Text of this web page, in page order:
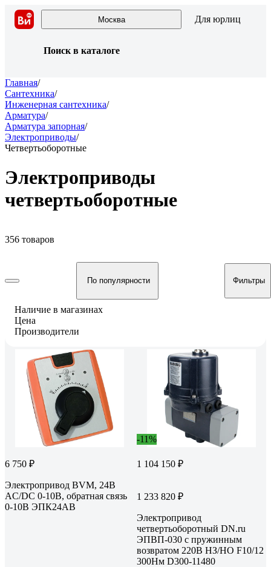
Москва Для юрлиц
Поиск в каталоге
Главная/
Сантехника/
Инженерная сантехника/
Арматура/
Арматура запорная/
Электроприводы/
Четвертьоборотные
Электроприводы
четвертьоборотные
356 товаров
По популярности Фильтры
Наличие в магазинах
Цена
Производители
6 750 ₽
Электропривод BVM, 24В
AC/DC 0‐10В, обратная связь
0‐10В ЭПК24АВ
-11%
1 104 150 ₽
1 233 820 ₽
Электропривод
четвертьоборотный DN.ru
ЭПВП-030 с пружинным
возвратом 220В НЗ/НО F10/12
300Нм D300-11480